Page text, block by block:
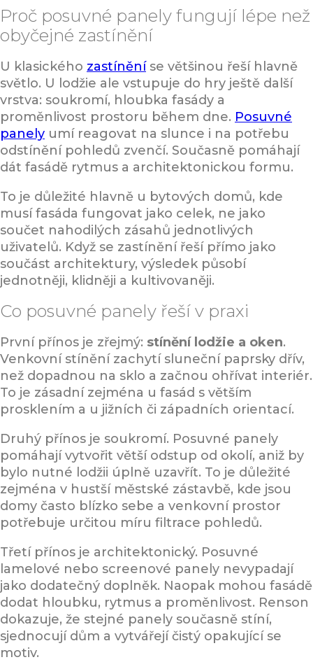
Proč posuvné panely fungují lépe než
obyčejné zastínění
U klasického zastíněníse většinou řeší hlavně
světlo. U lodžie ale vstupuje do hry ještě další
vrstva: soukromí, hloubka fasády a
proměnlivost prostoru během dne. Posuvné
panely umí reagovat na slunce i na potřebu
odstínění pohledů zvenčí. Současně pomáhají
dát fasádě rytmus a architektonickou formu.
To je důležité hlavně u bytových domů, kde
musí fasáda fungovat jako celek, ne jako
součet nahodilých zásahů jednotlivých
uživatelů. Když se zastínění řeší přímo jako
součást architektury, výsledek působí
jednotněji, klidněji a kultivovaněji.
Co posuvné panely řeší v praxi
První přínos je zřejmý: stínění lodžie a oken.
Venkovní stínění zachytí sluneční paprsky dřív,
než dopadnou na sklo a začnou ohřívat interiér.
To je zásadní zejména u fasád s větším
prosklením a u jižních či západních orientací.
Druhý přínos je soukromí. Posuvné panely
pomáhají vytvořit větší odstup od okolí, aniž by
bylo nutné lodžii úplně uzavřít. To je důležité
zejména v hustší městské zástavbě, kde jsou
domy často blízko sebe a venkovní prostor
potřebuje určitou míru filtrace pohledů.
Třetí přínos je architektonický. Posuvné
lamelové nebo screenové panely nevypadají
jako dodatečný doplněk. Naopak mohou fasádě
dodat hloubku, rytmus a proměnlivost. Renson
dokazuje, že stejné panely současně stíní,
sjednocují dům a vytvářejí čistý opakující se
motiv.